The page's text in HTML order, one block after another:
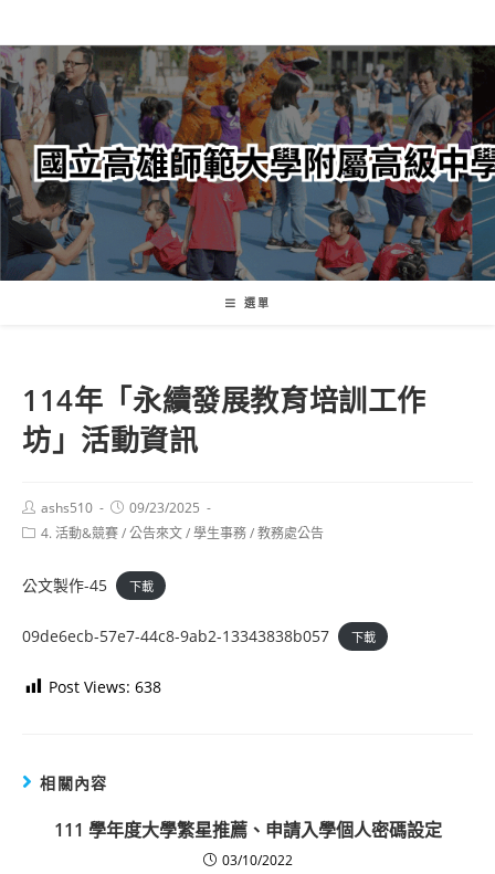
轉
至
主
內
容
選單
114年「永續發展教育培訓工作
坊」活動資訊
Post
author:
ashs510
Post
published:
09/23/2025
Post4. 活動&競賽/公告來文/學生事務/教務處公告
公文製作-45 下載
09de6ecb-57e7-44c8-9ab2-13343838b057 下載
Post Views: 638
相關內容
111 學年度大學繁星推薦、申請入學個人密碼設定
03/10/2022